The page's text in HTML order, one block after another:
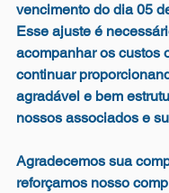
vencimento do dia 05
Esse ajuste é
acompanhar os custos
continuar
agradável e bem
nossos associados e
Agradecemos sua
reforçamos nosso